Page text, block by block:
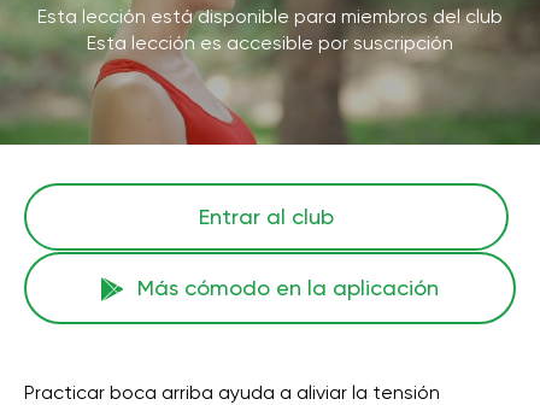
Esta lección está disponible para miembros del club
Esta lección es accesible por suscripción
Entrar al club
Más cómodo en la aplicación
Practicar boca arriba ayuda a aliviar la tensión